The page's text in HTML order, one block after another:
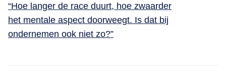
“Hoe langer de race duurt, hoe zwaarder
het mentale aspect doorweegt. Is dat bij
ondernemen ook niet zo?”